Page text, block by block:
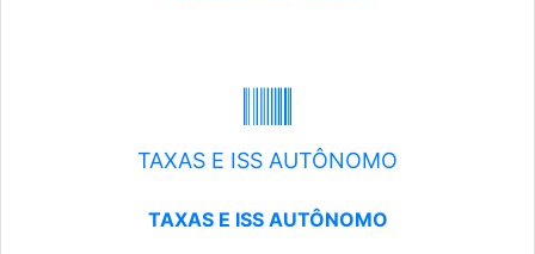
TAXAS E ISS AUTÔNOMO
TAXAS E ISS AUTÔNOMO